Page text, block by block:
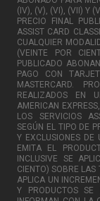
(IV), (V), (VI), (VII) Y
PRECIO FINAL
ASSIST CARD
CUALQUIER
(VEINTE POR
PUBLICADO
PAGO CON
MASTERCARD.
REALIZADOS EN
AMERICAN
LOS SERVICIOS
SEGÚN EL TIPO DE
Y EXCLUSIONES DE
EMITA EL
INCLUSIVE SE
CIENTO) SOBRE LAS
APLICA UN
Y PRODUCTOS SE